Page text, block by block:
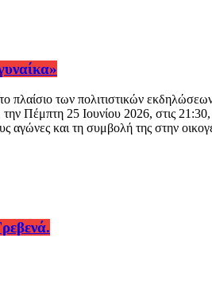
πλαίσιο των πολιτιστικών
Πέμπτη 25 Ιουνίου 2026, στις
αγώνες και τη συμβολή της στην